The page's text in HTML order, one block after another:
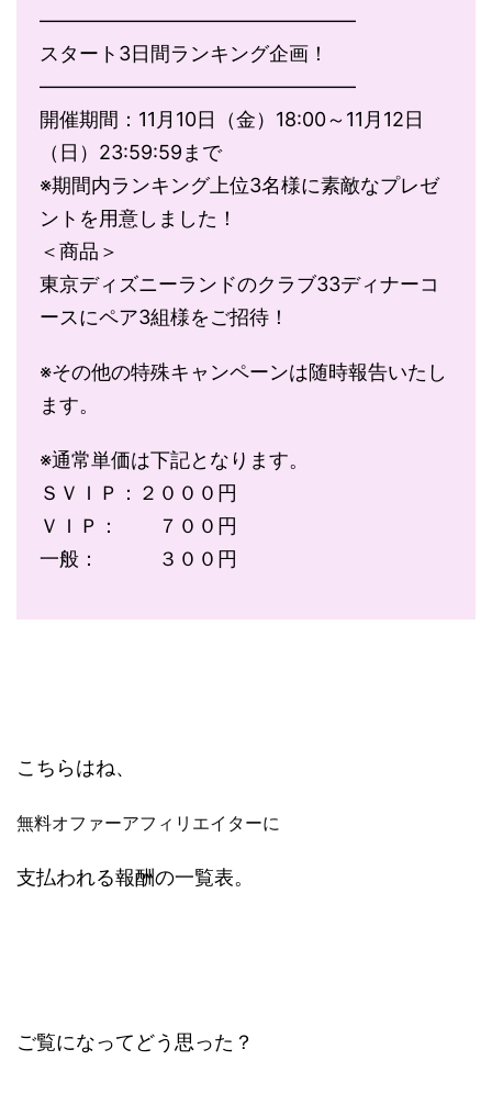
――――――――――――――――
スタート3日間ランキング企画！
――――――――――――――――
開催期間：11月10日（金）18:00～11月12日
（日）23:59:59まで
※期間内ランキング上位3名様に素敵なプレゼ
ントを用意しました！
＜商品＞
東京ディズニーランドのクラブ33ディナーコ
ースにペア3組様をご招待！
※その他の特殊キャンペーンは随時報告いたし
ます。
※通常単価は下記となります。
ＳＶＩＰ：２０００円
ＶＩＰ： ７００円
一般： ３００円
こちらはね、
無料オファーアフィリエイターに
支払われる報酬の一覧表。
ご覧になってどう思った？